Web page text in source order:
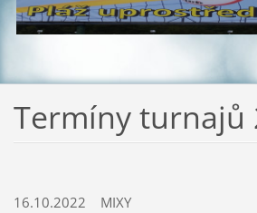
Termíny turnajů
16.10.2022 MIXY